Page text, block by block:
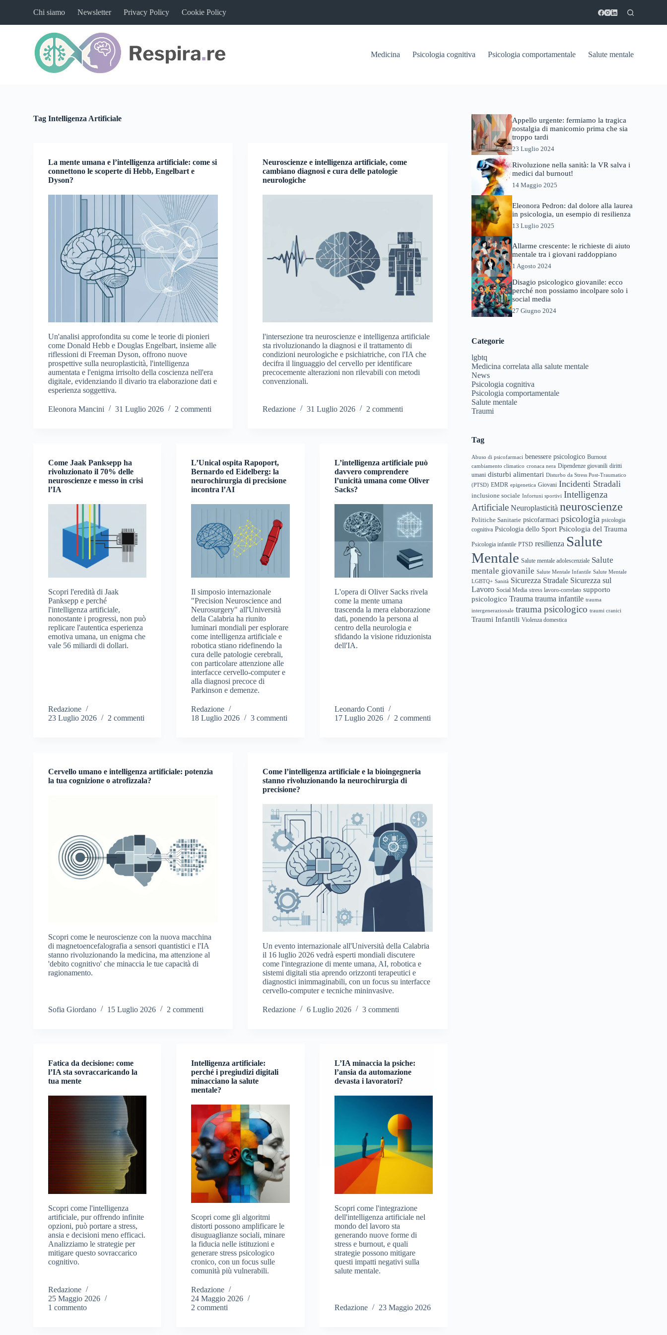
l
Chi siamo Newsletter Privacy Policy Cookie Policy
Medicina Psicologia cognitiva Psicologia comportamentale Salute mentale
Tag Intelligenza Artificiale
La mente umana e l’intelligenza artificiale: come si
connettono le scoperte di Hebb, Engelbart e
Dyson?
Un'analisi approfondita su come le teorie di pionieri
come Donald Hebb e Douglas Engelbart, insieme alle
riflessioni di Freeman Dyson, offrono nuove
prospettive sulla neuroplasticità, l'intelligenza
aumentata e l'enigma irrisolto della coscienza nell'era
digitale, evidenziando il divario tra elaborazione dati e
esperienza soggettiva.
Eleonora Mancini 31 Luglio 2026 2 commenti
Neuroscienze e intelligenza artificiale, come
cambiano diagnosi e cura delle patologie
neurologiche
l'intersezione tra neuroscienze e intelligenza artificiale
sta rivoluzionando la diagnosi e il trattamento di
condizioni neurologiche e psichiatriche, con l'IA che
decifra il linguaggio del cervello per identificare
precocemente alterazioni non rilevabili con metodi
convenzionali.
Redazione 31 Luglio 2026 2 commenti
Come Jaak Panksepp ha
rivoluzionato il 70% delle
neuroscienze e messo in crisi
l’IA
Scopri l'eredità di Jaak
Panksepp e perché
l'intelligenza artificiale,
nonostante i progressi, non può
replicare l'autentica esperienza
emotiva umana, un enigma che
vale 56 miliardi di dollari.
Redazione
23 Luglio 2026
2 commenti
L’Unical ospita Rapoport,
Bernardo ed Eidelberg: la
neurochirurgia di precisione
incontra l’AI
Il simposio internazionale
"Precision Neuroscience and
Neurosurgery" all'Università
della Calabria ha riunito
luminari mondiali per esplorare
come intelligenza artificiale e
robotica stiano ridefinendo la
cura delle patologie cerebrali,
con particolare attenzione alle
interfacce cervello-computer e
alla diagnosi precoce di
Parkinson e demenze.
Redazione
18 Luglio 2026
3 commenti
L’intelligenza artificiale può
davvero comprendere
l’unicità umana come Oliver
Sacks?
L'opera di Oliver Sacks rivela
come la mente umana
trascenda la mera elaborazione
dati, ponendo la persona al
centro della neurologia e
sfidando la visione riduzionista
dell'IA.
Leonardo Conti
17 Luglio 2026
2 commenti
Cervello umano e intelligenza artificiale: potenzia
la tua cognizione o atrofizzala?
Scopri come le neuroscienze con la nuova macchina
di magnetoencefalografia a sensori quantistici e l'IA
stanno rivoluzionando la medicina, ma attenzione al
'debito cognitivo' che minaccia le tue capacità di
ragionamento.
Sofia Giordano 15 Luglio 2026 2 commenti
Come l’intelligenza artificiale e la bioingegneria
stanno rivoluzionando la neurochirurgia di
precisione?
Un evento internazionale all'Università della Calabria
il 16 luglio 2026 vedrà esperti mondiali discutere
come l'integrazione di mente umana, AI, robotica e
sistemi digitali stia aprendo orizzonti terapeutici e
diagnostici inimmaginabili, con un focus su interfacce
cervello-computer e tecniche mininvasive.
Redazione 6 Luglio 2026 3 commenti
Fatica da decisione: come
l’IA sta sovraccaricando la
tua mente
Scopri come l'intelligenza
artificiale, pur offrendo infinite
opzioni, può portare a stress,
ansia e decisioni meno efficaci.
Analizziamo le strategie per
mitigare questo sovraccarico
cognitivo.
Redazione
25 Maggio 2026
1 commento
Intelligenza artificiale:
perché i pregiudizi digitali
minacciano la salute
mentale?
Scopri come gli algoritmi
distorti possono amplificare le
disuguaglianze sociali, minare
la fiducia nelle istituzioni e
generare stress psicologico
cronico, con un focus sulle
comunità più vulnerabili.
Redazione
24 Maggio 2026
2 commenti
L’IA minaccia la psiche:
l’ansia da automazione
devasta i lavoratori?
Scopri come l'integrazione
dell'intelligenza artificiale nel
mondo del lavoro sta
generando nuove forme di
stress e burnout, e quali
strategie possono mitigare
questi impatti negativi sulla
salute mentale.
Redazione 23 Maggio 2026
Appello urgente: fermiamo la tragica
nostalgia di manicomio prima che sia
troppo tardi
23 Luglio 2024
Rivoluzione nella sanità: la VR salva i
medici dal burnout!
14 Maggio 2025
Eleonora Pedron: dal dolore alla laurea
in psicologia, un esempio di resilienza
13 Luglio 2025
Allarme crescente: le richieste di aiuto
mentale tra i giovani raddoppiano
1 Agosto 2024
Disagio psicologico giovanile: ecco
perché non possiamo incolpare solo i
social media
27 Giugno 2024
Categorie
lgbtq
Medicina correlata alla salute mentale
News
Psicologia cognitiva
Psicologia comportamentale
Salute mentale
Traumi
Tag
Abuso di psicofarmaci benessere psicologico Burnout
cambiamento climatico cronaca nera Dipendenze giovanili diritti
umani disturbi alimentari Disturbo da Stress Post-Traumatico
(PTSD) EMDR epigenetica Giovani Incidenti Stradali
inclusione sociale Infortuni sportivi Intelligenza
Artificiale Neuroplasticità neuroscienze
Politiche Sanitarie psicofarmaci psicologia psicologia
cognitiva Psicologia dello Sport Psicologia del Trauma
Psicologia infantile PTSD resilienza Salute
Mentale Salute mentale adolescenziale Salute
mentale giovanile Salute Mentale Infantile Salute Mentale
LGBTQ+ Sanità Sicurezza Stradale Sicurezza sul
Lavoro Social Media stress lavoro-correlato supporto
psicologico Trauma trauma infantile trauma
intergenerazionale trauma psicologico traumi cranici
Traumi Infantili Violenza domestica